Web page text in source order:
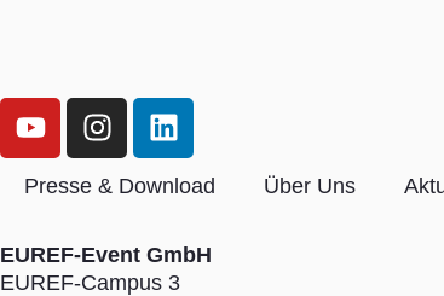
Presse & Download Über Uns
EUREF-Event GmbH
EUREF-Campus 3